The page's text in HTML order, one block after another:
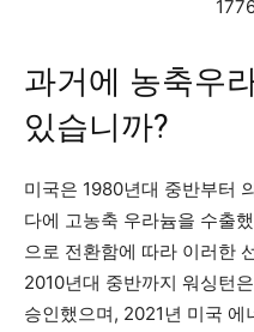
과거에 농축우
있습니까?
미국은 1980년대 중반부터
다에 고농축 우라늄을 수출
으로 전환함에 따라 이러한
2010년대 중반까지 워싱턴
승인했으며, 2021년 미국